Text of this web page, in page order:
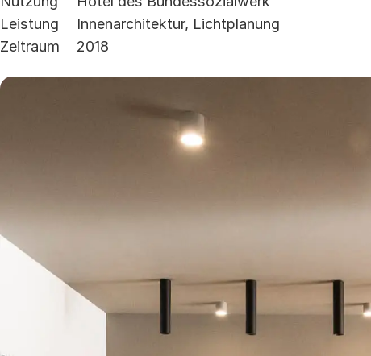
Leistung
Innenarchitektur, Lichtplanung
Zeitraum
2018